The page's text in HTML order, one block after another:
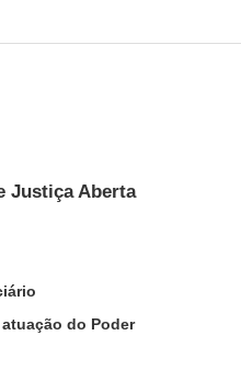
Justiça Aberta
do Poder